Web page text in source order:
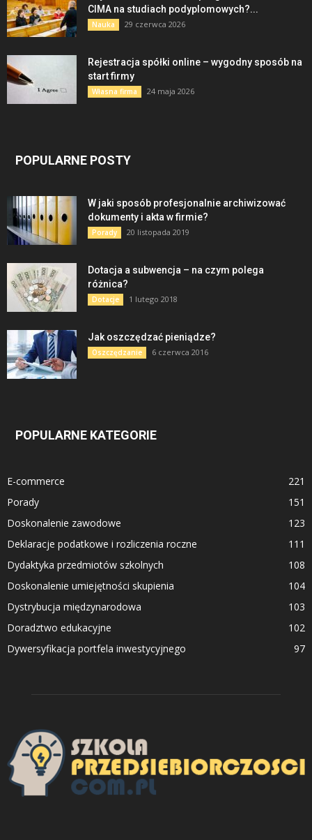
CIMA na studiach podyplomowych?...
Nauka 29 czerwca 2026
Rejestracja spółki online – wygodny sposób na
start firmy
Własna firma 24 maja 2026
POPULARNE POSTY
W jaki sposób profesjonalnie archiwizować
dokumenty i akta w firmie?
Porady 20 listopada 2019
Dotacja a subwencja – na czym polega
różnica?
Dotacje 1 lutego 2018
Jak oszczędzać pieniądze?
Oszczędzanie 6 czerwca 2016
POPULARNE KATEGORIE
E-commerce
221
Porady
151
Doskonalenie zawodowe
123
Deklaracje podatkowe i rozliczenia roczne
111
Dydaktyka przedmiotów szkolnych
108
Doskonalenie umiejętności skupienia
104
Dystrybucja międzynarodowa
103
Doradztwo edukacyjne
102
Dywersyfikacja portfela inwestycyjnego
97